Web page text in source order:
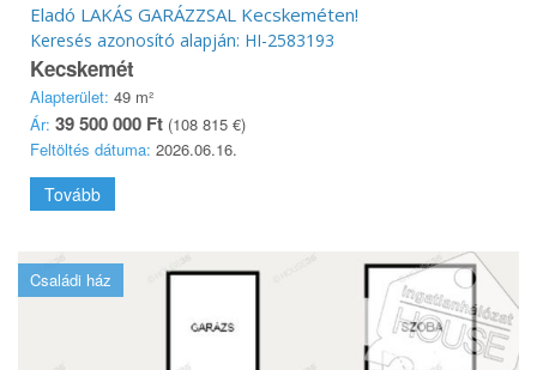
Eladó LAKÁS GARÁZZSAL Kecskeméten!
Keresés azonosító alapján: HI-2583193
Kecskemét
Alapterület: 49 m²
Ár: 39 500 000 Ft (108 815 €)
Feltöltés dátuma: 2026.06.16.
Tovább
Családi ház